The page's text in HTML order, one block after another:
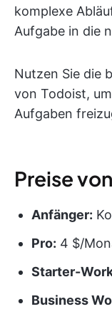
komplexe
Aufgabe in die
Nutzen Sie die
von Todoist,
Aufgaben
Preise
Anfänger:
Pro: 4 $/
Starter-
Business